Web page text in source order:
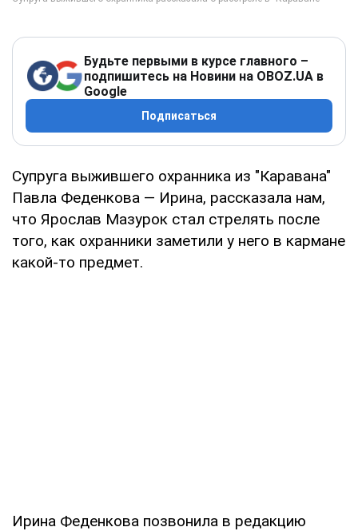
Будьте первыми в курсе главного –
подпишитесь на Новини на OBOZ.UA в
Google
Подписаться
Супруга выжившего охранника из "Каравана"
Павла Феденкова — Ирина, рассказала нам,
что Ярослав Мазурок стал стрелять после
того, как охранники заметили у него в кармане
какой-то предмет.
Ирина Феденкова позвонила в редакцию